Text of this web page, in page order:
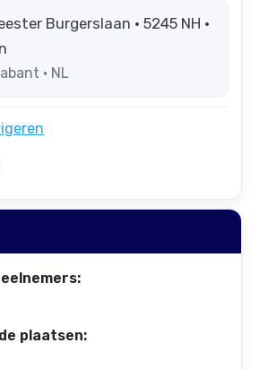
Burgerslaan • 5245 NH •
• NL
plaatsen: